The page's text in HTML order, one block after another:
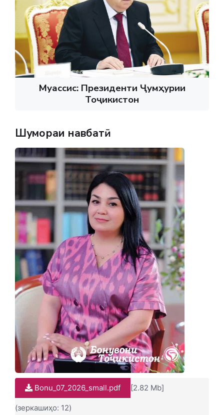
Муассис: Президенти Ҷумҳурии
Тоҷикистон
Шумораи навбатӣ
Bonu_07_2026_small.pdf [2.82 Mb]
(зеркашиҳо: 12)